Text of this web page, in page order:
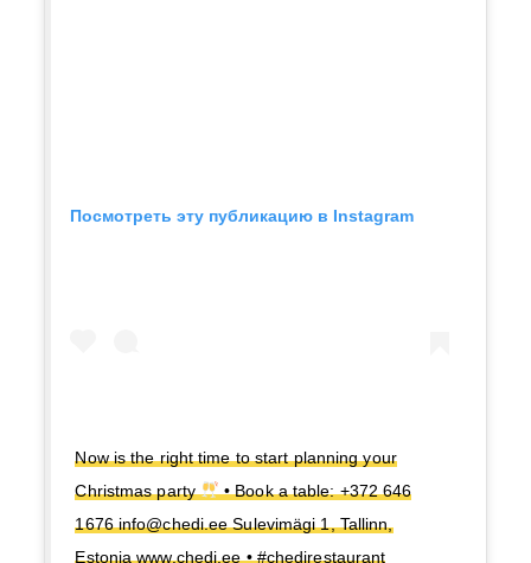
Посмотреть эту публикацию в Instagram
Now is the right time to start planning your
Christmas party
• Book a table: +372 646
1676 info@chedi.ee Sulevimägi 1, Tallinn,
Estonia www.chedi.ee • #chedirestaurant